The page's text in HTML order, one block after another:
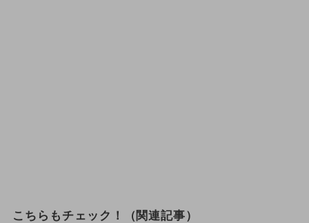
こちらもチェック！（関連記事）